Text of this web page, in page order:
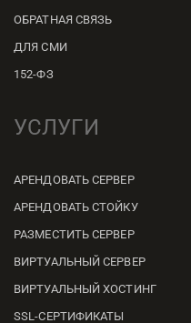
ОБРАТНАЯ СВЯЗЬ
ДЛЯ СМИ
152-ФЗ
УСЛУГИ
АРЕНДОВАТЬ СЕРВЕР
АРЕНДОВАТЬ СТОЙКУ
РАЗМЕСТИТЬ СЕРВЕР
ВИРТУАЛЬНЫЙ СЕРВЕР
ВИРТУАЛЬНЫЙ ХОСТИНГ
SSL-СЕРТИФИКАТЫ